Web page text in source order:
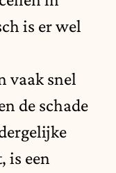
is er wel
vaak snel
de schade
is een